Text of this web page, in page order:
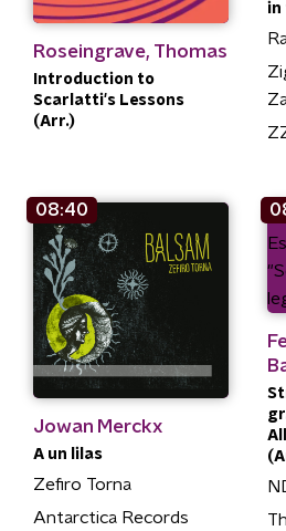
Roseingrave, Thomas
Introduction to
Scarlatti's Lessons
(Arr.)
in
08:40
Jowan Merckx
A un lilas
Zefiro Torna
Antarctica Records